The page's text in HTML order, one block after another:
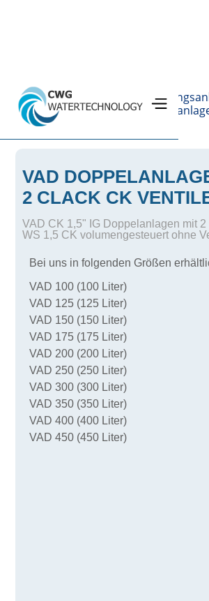
Home › Produkte
VAD (Vollautomatische
VAD
2 CLACK CK
VAD CK 1,5" IG Doppelanlagen mit
WS 1,5 CK volumengesteuert ohne
Bei uns in folgenden Größen
VAD 100 (100 Liter)
VAD 125 (125 Liter)
VAD 150 (150 Liter)
VAD 175 (175 Liter)
VAD 200 (200 Liter)
VAD 250 (250 Liter)
VAD 300 (300 Liter)
VAD 350 (350 Liter)
VAD 400 (400 Liter)
VAD 450 (450 Liter)